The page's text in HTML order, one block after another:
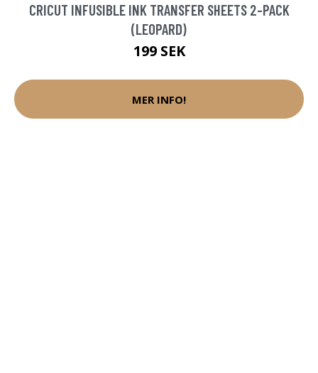
CRICUT INFUSIBLE INK TRANSFER SHEETS 2-PACK
(LEOPARD)
199 SEK
MER INFO!